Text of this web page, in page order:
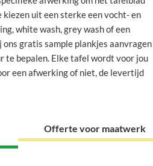
kiezen uit een sterke een vocht- en
white wash, grey wash of een
ons gratis sample plankjes aanvragen
te bepalen. Elke tafel wordt voor jou
een afwerking of niet, de levertijd
Offerte voor maatwerk